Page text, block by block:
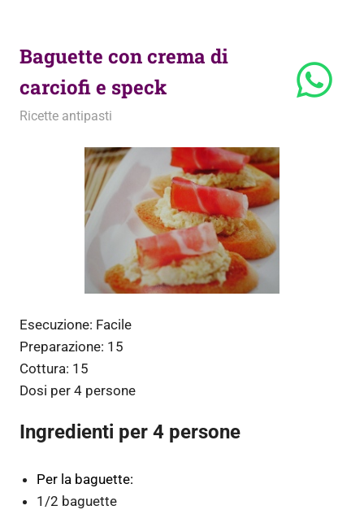
Baguette con crema di
carciofi e speck
2 Maggio 2010
admin
Ricette antipasti
Esecuzione: Facile
Preparazione: 15
Cottura: 15
Dosi per 4 persone
Ingredienti per 4 persone
Per la baguette:
1/2 baguette